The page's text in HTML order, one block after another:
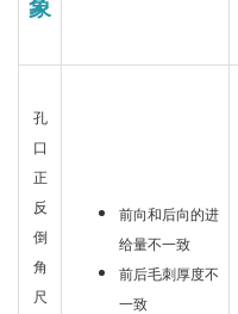
象
孔
口
正
反
倒
角
尺
前向和后向的进
给量不一致
前后毛刺厚度不
一致